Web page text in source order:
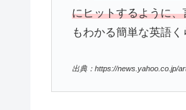
にヒットするように
もわかる簡単な英語く
出典：https://news.yahoo.co.jp/